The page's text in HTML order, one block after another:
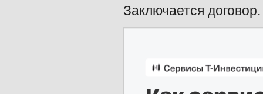
Заключается договор.